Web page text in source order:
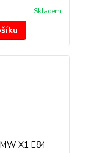
Skladem